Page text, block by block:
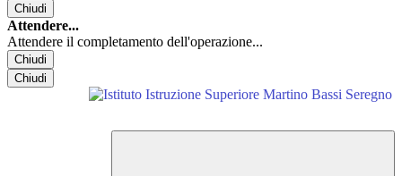
Chiudi
Attendere...
Attendere il completamento dell'operazione...
Chiudi
Chiudi